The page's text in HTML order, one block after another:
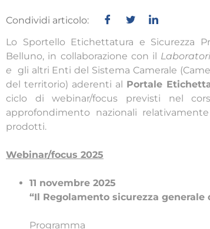
Condividi articolo:
Lo Sportello Etichettatura e Sicurezza
Belluno, in collaborazione con il
e gli altri Enti del Sistema Camerale
del territorio) aderenti al Portale
ciclo di webinar/focus previsti nel
approfondimento nazionali
prodotti.
Webinar/focus 2025
11 novembre 2025
“Il Regolamento sicurezza generale
Programma